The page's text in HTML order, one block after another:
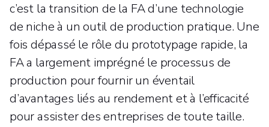
c’est la transition de la FA d’une technologie
de niche à un outil de production pratique. Une
fois dépassé le rôle du prototypage rapide, la
FA a largement imprégné le processus de
production pour fournir un éventail
d’avantages liés au rendement et à l’efficacité
pour assister des entreprises de toute taille.